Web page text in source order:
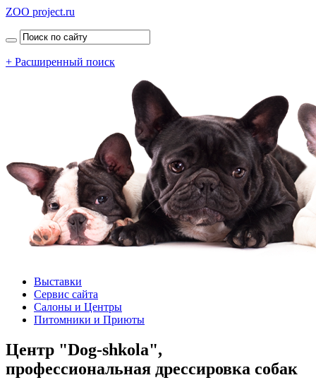
ZOO project.ru
+ Расширенный поиск
Выставки
Сервис сайта
Салоны и Центры
Питомники и Приюты
Центр "Dog-shkola",
профессиональная дрессировка собак